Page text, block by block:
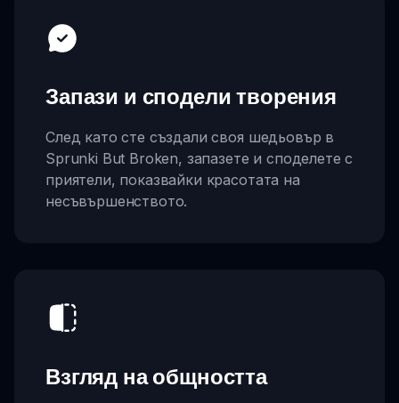
Запази и сподели творения
След като сте създали своя шедьовър в
Sprunki But Broken, запазете и споделете с
приятели, показвайки красотата на
несъвършенството.
Взгляд на общността